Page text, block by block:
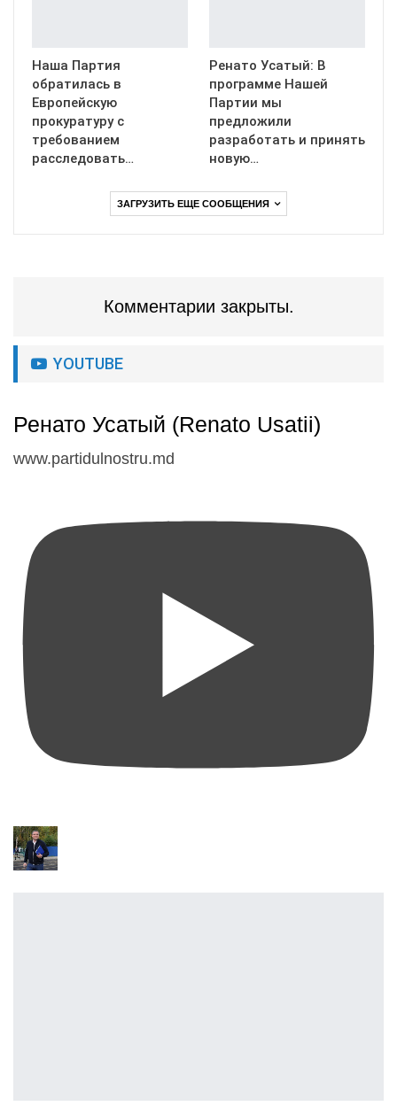
Наша Партия
обратилась в
Европейскую
прокуратуру с
требованием
расследовать…
Ренато Усатый: В
программе Нашей
Партии мы
предложили
разработать и принять
новую…
ЗАГРУЗИТЬ ЕЩЕ СООБЩЕНИЯ
Комментарии закрыты.
YOUTUBE
Ренато Усатый (Renato Usatii)
www.partidulnostru.md